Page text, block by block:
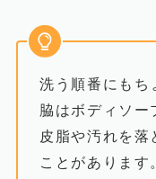
洗う順番にもち
脇はボディソー
皮脂や汚れを落
ことがあります